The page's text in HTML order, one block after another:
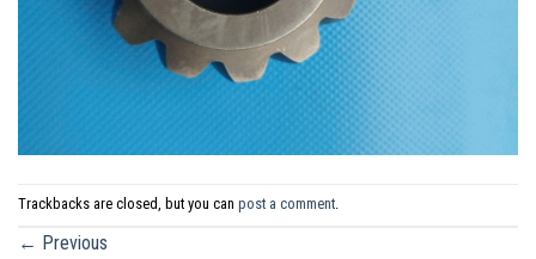
Trackbacks are closed, but you can post a comment.
← Previous